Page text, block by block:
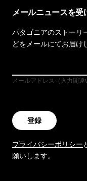
メールニュースを受
パタゴニアのストーリ
どをメールにてお届け
メールアドレス（入力間違
登録
プライバシーポリシー
願いします。